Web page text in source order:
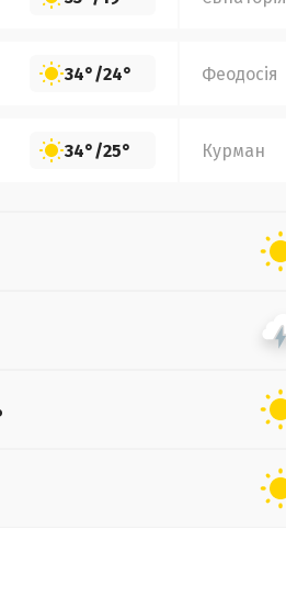
34°/24° Феодосія
34°/25° Курман